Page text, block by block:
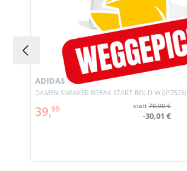
DAMEN SNEAKER BREAK START BOLD W (JP7525)
ADIDAS
39,99 statt70,00 €
-30,01 €